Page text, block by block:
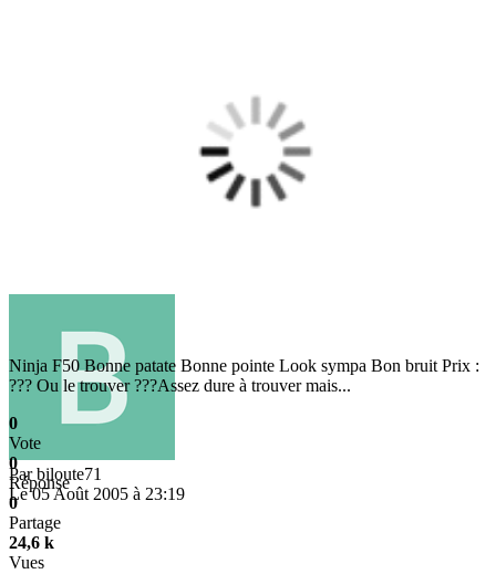
Parbiloute71
Le 05 Août 2005 à 23:19
Ninja F50 Bonne patate Bonne pointe Look sympa Bon bruit Prix :
??? Ou le trouver ???Assez dure à trouver mais...
0
Vote
0
Réponse
0
Partage
24,6 k
Vues